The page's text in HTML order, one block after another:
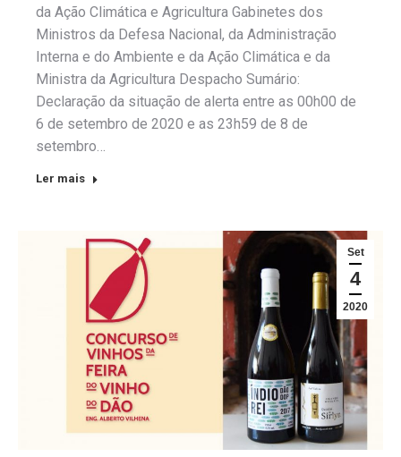
da Ação Climática e Agricultura Gabinetes dos
Ministros da Defesa Nacional, da Administração
Interna e do Ambiente e da Ação Climática e da
Ministra da Agricultura Despacho Sumário:
Declaração da situação de alerta entre as 00h00 de
6 de setembro de 2020 e as 23h59 de 8 de
setembro…
Ler mais
Set
4
2020